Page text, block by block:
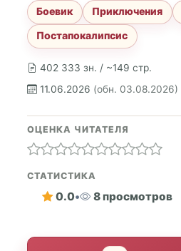
402 333 зн. / ~149 стр.
11.06.2026 (обн. 03.08.2026)
Боевик Приключения
Постапокалипсис
ОЦЕНКА ЧИТАТЕЛЯ
СТАТИСТИКА
0.0• 8 просмотров